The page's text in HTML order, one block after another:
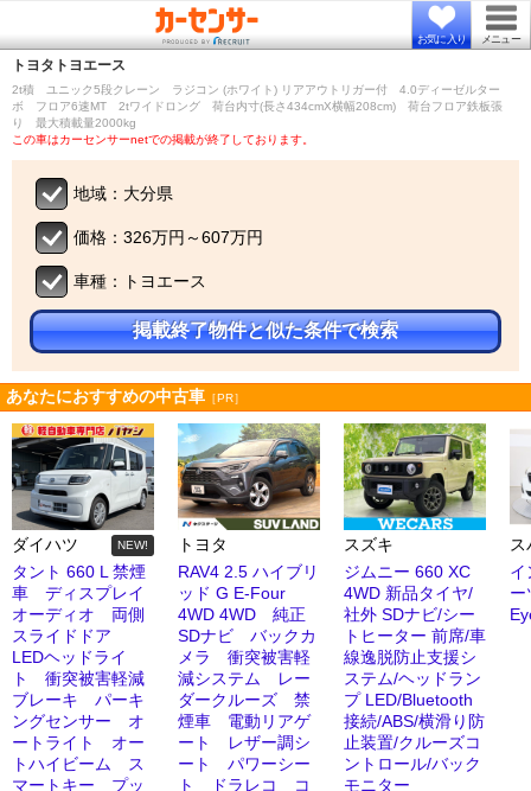
お気に入り メニュー
トヨタ トヨエース
2t積 ユニック5段クレーン ラジコン (ホワイト) リアアウトリガー付 4.0ディーゼルター
ボ フロア6速MT 2tワイドロング 荷台内寸(長さ434cmX横幅208cm) 荷台フロア鉄板張
り 最大積載量2000kg
この車はカーセンサーnetでの掲載が終了しております。
地域：大分県
価格：326万円～607万円
車種：トヨエース
掲載終了物件と似た条件で検索
あなたにおすすめの中古車 ［PR］
ダイハツ NEW!
タント 660 L 禁煙
車 ディスプレイ
オーディオ 両側
スライドドア
LEDヘッドライ
ト 衝突被害軽減
ブレーキ パーキ
ングセンサー オ
ートライト オー
トハイビーム ス
マートキー プッ
トヨタ
RAV4 2.5 ハイブリ
ッド G E-Four
4WD 4WD 純正
SDナビ バックカ
メラ 衝突被害軽
減システム レー
ダークルーズ 禁
煙車 電動リアゲ
ート レザー調シ
ート パワーシー
ト ドラレコ コ
スズキ
ジムニー 660 XC
4WD 新品タイヤ/
社外 SDナビ/シー
トヒーター 前席/車
線逸脱防止支援シ
ステム/ヘッドラン
プ LED/Bluetooth
接続/ABS/横滑り防
止装置/クルーズコ
ントロール/バック
モニター
ス
イ
ー